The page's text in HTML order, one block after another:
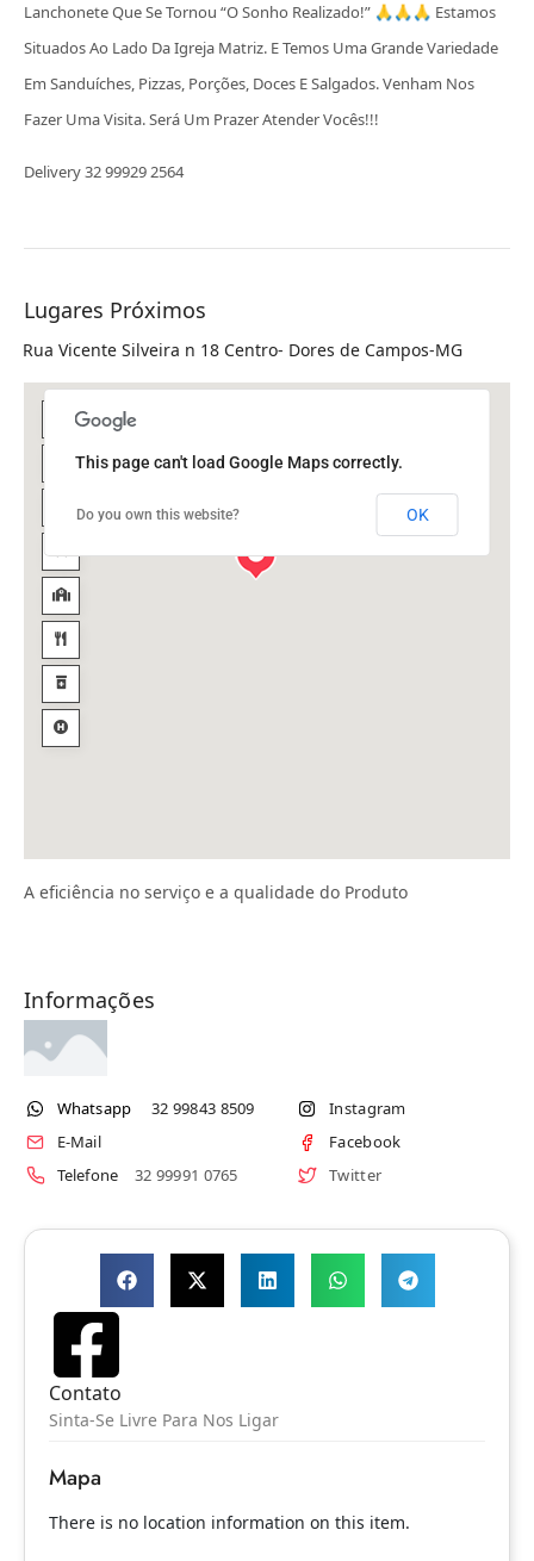
Lanchonete Que Se Tornou “o Sonho Realizado!” 🙏🙏🙏 Estamos
Situados Ao Lado Da Igreja Matriz. E Temos Uma Grande Variedade
Em Sanduíches, Pizzas, Porções, Doces E Salgados. Venham Nos
Fazer Uma Visita. Será Um Prazer Atender Vocês!!!
Delivery 32 99929 2564
Lugares Próximos
Rua Vicente Silveira n 18 Centro- Dores de Campos-MG
This page can't load Google Maps correctly.
Do you own this website? OK
A eficiência no serviço e a qualidade do Produto
Informações
Whatsapp
32 99843 8509
E-Mail
Telefone
32 99991 0765
Instagram
Facebook
Twitter
Contato
Sinta-Se Livre Para Nos Ligar
Mapa
There is no location information on this item.